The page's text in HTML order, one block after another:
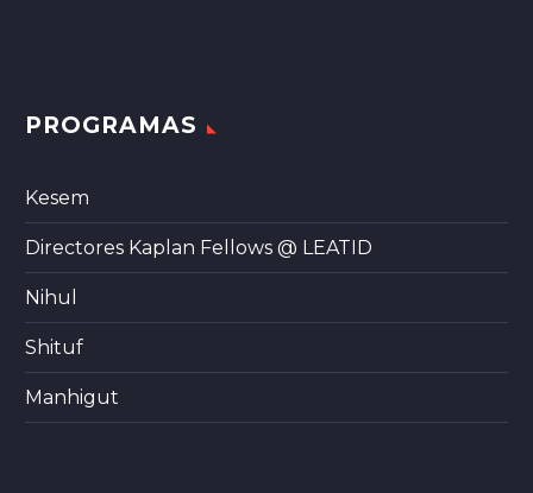
PROGRAMAS
Kesem
Directores Kaplan Fellows @ LEATID
Nihul
Shituf
Manhigut